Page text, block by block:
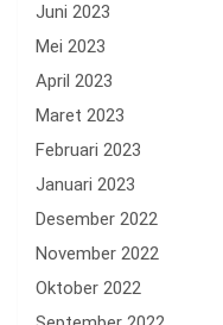
Juni 2023
Mei 2023
April 2023
Maret 2023
Februari 2023
Januari 2023
Desember 2022
November 2022
Oktober 2022